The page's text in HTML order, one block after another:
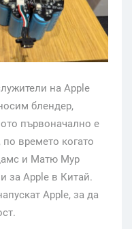
на Apple
блендер,
първоначално е
по времето когато
и Матю Мур
за Apple в Китай.
Apple, за да